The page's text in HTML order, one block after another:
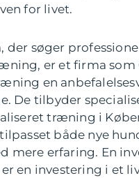
for livet.
der søger
er et firma som
en
De tilbyder
træning i
både nye
mere erfaring. En
en investering i et